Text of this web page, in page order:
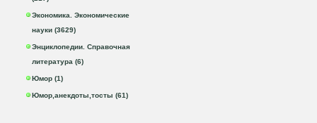
Экономика. Экономические
науки (3629)
Энциклопедии. Справочная
литература (6)
Юмор (1)
Юмор,анекдоты,тосты (61)